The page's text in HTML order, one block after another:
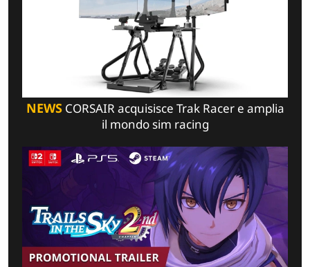
NEWSCORSAIR acquisisce Trak Racer e amplia
il mondo sim racing